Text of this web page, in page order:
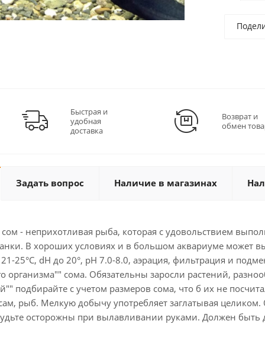
Быстрая и
удобная
доставка
Возврат и
обмен
Задать вопрос Наличие в магазинах
- неприхотливая рыба, которая с удовольствием
В хороших условиях и в большом аквариуме может
25°С, dH до 20°, рН 7.0-8.0, аэрация, фильтрация и
организма"" сома. Обязательны заросли растений,
подбирайте с учетом размеров сома, что б их не
рыб. Мелкую добычу употребляет заглатывая
осторожны при вылавливании руками. Должен быть